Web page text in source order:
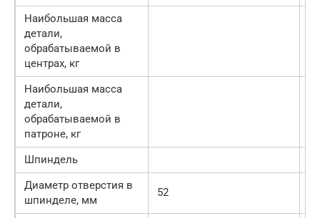
Наибольшая масса
детали,
обрабатываемой в
центрах, кг
Наибольшая масса
детали,
обрабатываемой в
патроне, кг
Шпиндель
Диаметр отверстия в
шпинделе, мм
52